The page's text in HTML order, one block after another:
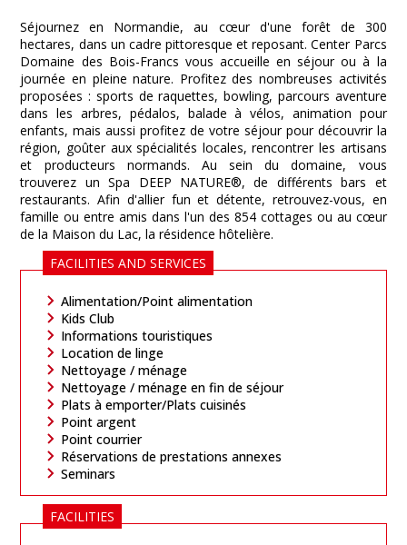
Séjournez en Normandie, au cœur d'une forêt de 300
hectares, dans un cadre pittoresque et reposant. Center Parcs
Domaine des Bois-Francs vous accueille en séjour ou à la
journée en pleine nature. Profitez des nombreuses activités
proposées : sports de raquettes, bowling, parcours aventure
dans les arbres, pédalos, balade à vélos, animation pour
enfants, mais aussi profitez de votre séjour pour découvrir la
région, goûter aux spécialités locales, rencontrer les artisans
et producteurs normands. Au sein du domaine, vous
trouverez un Spa DEEP NATURE®, de différents bars et
restaurants. Afin d'allier fun et détente, retrouvez-vous, en
famille ou entre amis dans l'un des 854 cottages ou au cœur
de la Maison du Lac, la résidence hôtelière.
FACILITIES AND SERVICES
Alimentation/Point alimentation
Kids Club
Informations touristiques
Location de linge
Nettoyage / ménage
Nettoyage / ménage en fin de séjour
Plats à emporter/Plats cuisinés
Point argent
Point courrier
Réservations de prestations annexes
Seminars
FACILITIES